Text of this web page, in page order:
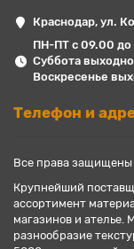
Краснодар, ул.
ПН-ПТ с 09.00 до
Суббота
Воскресенье
Телефон и
Все права
Крупнейший
ассортимент
магазинов и ателье.
разнообразие